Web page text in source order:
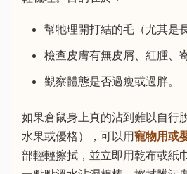
幫牠理開打結的毛（尤其是
檢查皮膚有無皮屑、紅腫、
觀察體態是否過瘦或過胖。
如果倉鼠身上真的沾到難以自行
水果或優格），可以用寵物用或
部輕輕擦拭，並立即用乾布或紙